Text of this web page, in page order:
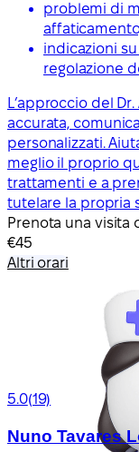
problemi di
indicazioni
regolazione
L’approccio del
accurata,
personalizzati.
meglio il proprio
trattamenti e a
tutelare la propria
Prenota una visita
€45
Altri orari
5.0(19)
Nuno Tavares